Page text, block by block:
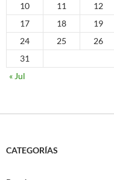
10
11 12
17
18 19
24
25 26
31
« Jul
CATEGORÍAS